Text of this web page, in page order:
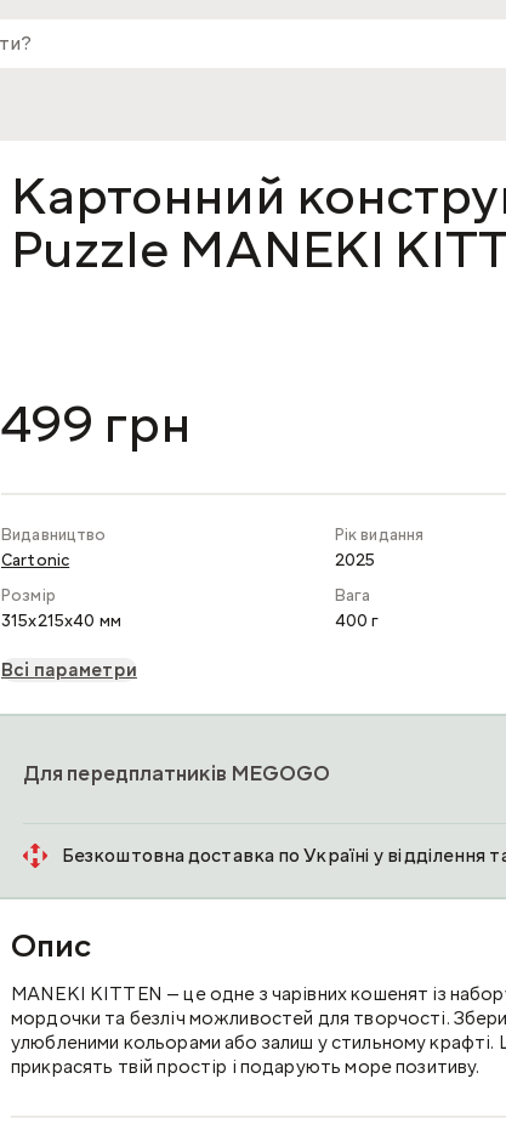
Картонний
Puzzle MANEKI
499 грн
Видавництво
Cartonic
Рік видання
2025
Розмір
315x215x40 мм
Вага
400 г
Всі параметри
Для передплатників MEGOGO
Безкоштовна доставка по Україні у відділення
Опис
MANEKI KITTEN — це одне з чарівних кошенят із
мордочки та безліч можливостей для творчості.
улюбленими кольорами або залиш у стильному крафті.
прикрасять твій простір і подарують море позитиву.